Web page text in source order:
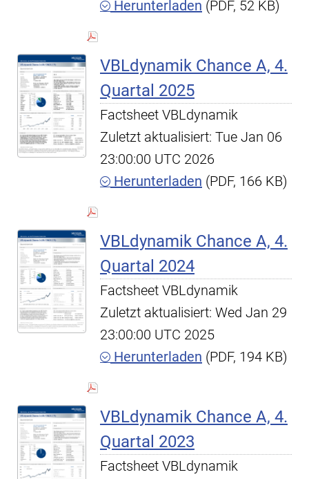
Herunterladen (PDF, 52 KB)
VBLdynamik Chance A, 4.
Quartal 2025
Factsheet VBLdynamik
Zuletzt aktualisiert: Tue Jan 06
23:00:00 UTC 2026
Herunterladen (PDF, 166 KB)
VBLdynamik Chance A, 4.
Quartal 2024
Factsheet VBLdynamik
Zuletzt aktualisiert: Wed Jan 29
23:00:00 UTC 2025
Herunterladen (PDF, 194 KB)
VBLdynamik Chance A, 4.
Quartal 2023
Factsheet VBLdynamik